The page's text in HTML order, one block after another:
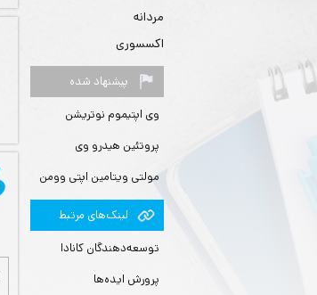
مردانه
اکسسوری
پیشنهاد شده
وی اپتیموم نوتریشن
پروتئین هیدرو وی
مولتی ویتامین اپتی وومن
لينك‌های مرتبط
توسعه‌دهندگان کانادا
پرورش ایده‌ها